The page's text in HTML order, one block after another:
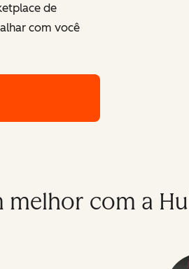
de
com você
melhor com a